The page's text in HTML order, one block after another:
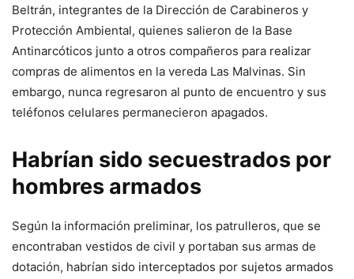
Beltrán, integrantes de la Dirección de Carabineros y
Protección Ambiental, quienes salieron de la Base
Antinarcóticos junto a otros compañeros para realizar
compras de alimentos en la vereda Las Malvinas. Sin
embargo, nunca regresaron al punto de encuentro y sus
teléfonos celulares permanecieron apagados.
Habrían sido secuestrados por
hombres armados
Según la información preliminar, los patrulleros, que se
encontraban vestidos de civil y portaban sus armas de
dotación, habrían sido interceptados por sujetos armados